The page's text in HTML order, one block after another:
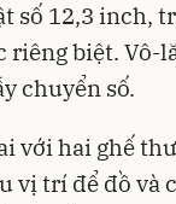
số 12,3 inch,
biệt. Vô-
chuyển số.
với hai ghế
vị trí để đồ và